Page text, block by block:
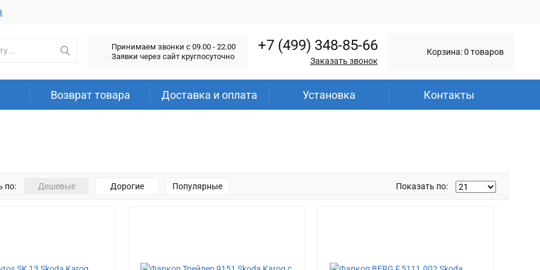
Принимаем звонки c 09.00 - 22.00
Заявки через сайт круглосуточно
+7 (499) 348-85-66
Заказать звонок
Корзина: 0 товаров
Возврат товара Доставка и оплата Установка Контакты
по: Дешевые Дорогие Популярные Показать по: